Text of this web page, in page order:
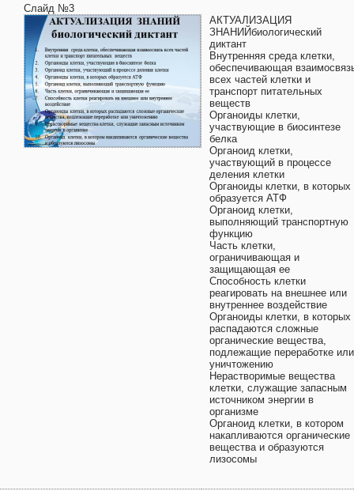
Слайд №3
АКТУАЛИЗАЦИЯ
ЗНАНИЙбиологический
диктант
Внутренняя среда клетки,
обеспечивающая
всех частей клетки и
транспорт питательных
веществ
Органоиды клетки,
участвующие в биосинтезе
белка
Органоид клетки,
участвующий в процессе
деления клетки
Органоиды клетки, в которых
образуется АТФ
Органоид клетки,
выполняющий транспортную
функцию
Часть клетки,
ограничивающая и
защищающая ее
Способность клетки
реагировать на внешнее или
внутреннее воздействие
Органоиды клетки, в которых
распадаются сложные
органические вещества,
подлежащие переработке или
уничтожению
Нерастворимые вещества
клетки, служащие запасным
источником энергии в
организме
Органоид клетки, в котором
накапливаются органические
вещества и образуются
лизосомы